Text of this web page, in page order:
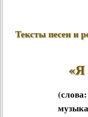
Тексты песен и
«Я
(слова: